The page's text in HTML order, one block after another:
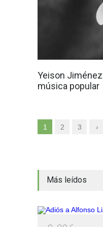
Yeison
música popular
1 2 3 ›
Más leídos